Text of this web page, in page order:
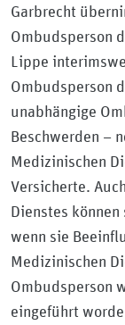
Garbrecht
Ombudsperson
Lippe
Ombudsperson
unabhängige
Beschwerden –
Medizinischen
Versicherte.
Dienstes
wenn sie
Medizinischen
Ombudsperson
eingeführt